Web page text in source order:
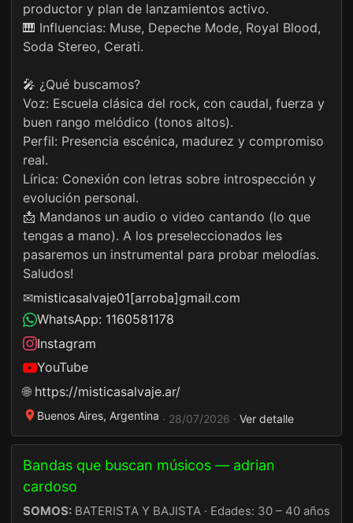
productor y plan de lanzamientos activo.
🎹 Influencias: Muse, Depeche Mode, Royal Blood,
Soda Stereo, Cerati.
🎤 ¿Qué buscamos?
Voz: Escuela clásica del rock, con caudal, fuerza y
buen rango melódico (tonos altos).
Perfil: Presencia escénica, madurez y compromiso
real.
Lírica: Conexión con letras sobre introspección y
evolución personal.
📩 Mandanos un audio o video cantando (lo que
tengas a mano). A los preseleccionados les
pasaremos un instrumental para probar melodías.
Saludos!
✉misticasalvaje01[arroba]gmail.com
WhatsApp: 1160581178
Instagram
YouTube
🌐 https://misticasalvaje.ar/
Buenos Aires, Argentina · 28/07/2026 · Ver detalle
Bandas que buscan músicos — adrian
cardoso
SOMOS: BATERISTA Y BAJISTA · Edades: 30 – 40 años